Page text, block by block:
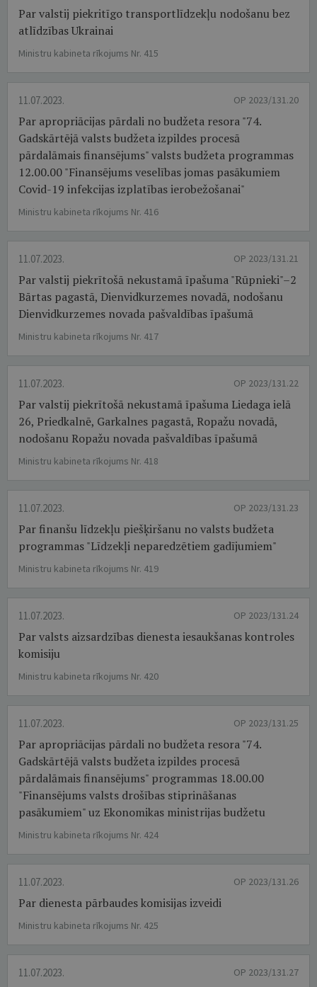
Par valstij piekritīgo transportlīdzekļu nodošanu bez
atlīdzības Ukrainai
Ministru kabineta rīkojums Nr. 415
11.07.2023. OP 2023/131.20
Par apropriācijas pārdali no budžeta resora "74.
Gadskārtējā valsts budžeta izpildes procesā
pārdalāmais finansējums" valsts budžeta programmas
12.00.00 "Finansējums veselības jomas pasākumiem
Covid-19 infekcijas izplatības ierobežošanai"
Ministru kabineta rīkojums Nr. 416
11.07.2023. OP 2023/131.21
Par valstij piekrītošā nekustamā īpašuma "Rūpnieki"–2
Bārtas pagastā, Dienvidkurzemes novadā, nodošanu
Dienvidkurzemes novada pašvaldības īpašumā
Ministru kabineta rīkojums Nr. 417
11.07.2023. OP 2023/131.22
Par valstij piekrītošā nekustamā īpašuma Liedaga ielā
26, Priedkalnē, Garkalnes pagastā, Ropažu novadā,
nodošanu Ropažu novada pašvaldības īpašumā
Ministru kabineta rīkojums Nr. 418
11.07.2023. OP 2023/131.23
Par finanšu līdzekļu piešķiršanu no valsts budžeta
programmas "Līdzekļi neparedzētiem gadījumiem"
Ministru kabineta rīkojums Nr. 419
11.07.2023. OP 2023/131.24
Par valsts aizsardzības dienesta iesaukšanas kontroles
komisiju
Ministru kabineta rīkojums Nr. 420
11.07.2023. OP 2023/131.25
Par apropriācijas pārdali no budžeta resora "74.
Gadskārtējā valsts budžeta izpildes procesā
pārdalāmais finansējums" programmas 18.00.00
"Finansējums valsts drošības stiprināšanas
pasākumiem" uz Ekonomikas ministrijas budžetu
Ministru kabineta rīkojums Nr. 424
11.07.2023. OP 2023/131.26
Par dienesta pārbaudes komisijas izveidi
Ministru kabineta rīkojums Nr. 425
11.07.2023. OP 2023/131.27